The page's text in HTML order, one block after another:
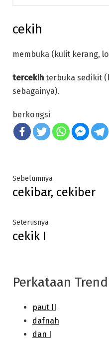
cekih
membuka (kulit kerang,
tercekih terbuka sedikit
sebagainya).
berkongsi
Post
navigation
SebelumnyaPrevious
post:
cekibar, cekiber
SeterusnyaNext
cekik I
Perkataan